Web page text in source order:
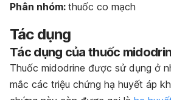
Phân nhóm: thuốc co mạch
Tác dụng
Tác dụng của thuốc
Thuốc midodrine được sử dụng ở
mắc các triệu chứng hạ huyết áp